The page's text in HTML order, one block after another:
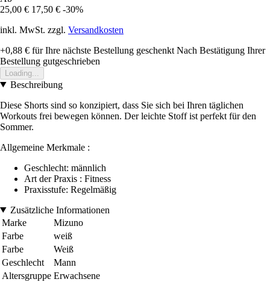
25,00 € 17,50 € -30%
inkl. MwSt. zzgl. Versandkosten
+0,88 € für Ihre nächste Bestellung geschenkt Nach Bestätigung Ihrer
Bestellung gutgeschrieben
Loading...
Beschreibung
Diese Shorts sind so konzipiert, dass Sie sich bei Ihren täglichen
Workouts frei bewegen können. Der leichte Stoff ist perfekt für den
Sommer.
Allgemeine Merkmale :
Geschlecht: männlich
Art der Praxis : Fitness
Praxisstufe: Regelmäßig
Zusätzliche Informationen
Marke
Mizuno
Farbe
weiß
Farbe
Weiß
Geschlecht
Mann
Altersgruppe Erwachsene